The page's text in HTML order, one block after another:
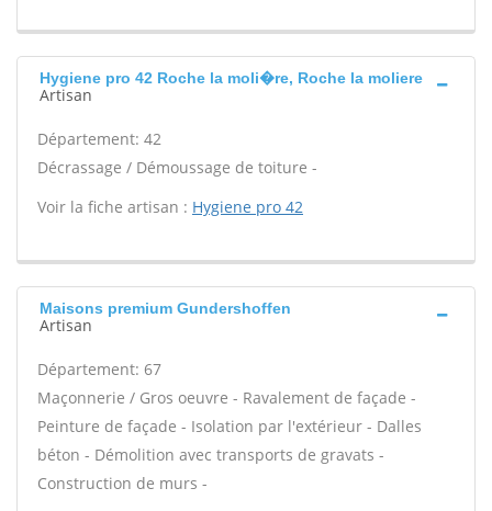
Hygiene pro 42 Roche la moli�re, Roche la moliere
Artisan
Département: 42
Décrassage / Démoussage de toiture -
Voir la fiche artisan : Hygiene pro 42
Maisons premium Gundershoffen
Artisan
Département: 67
Maçonnerie / Gros oeuvre - Ravalement de façade -
Peinture de façade - Isolation par l'extérieur - Dalles
béton - Démolition avec transports de gravats -
Construction de murs -